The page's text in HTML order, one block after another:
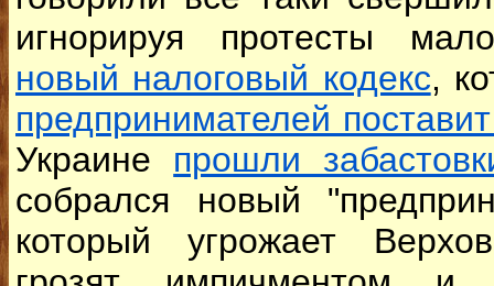
игнорируя протесты
новый налоговый кодекс,
предпринимателей
Украине прошли
собрался новый
который угрожает